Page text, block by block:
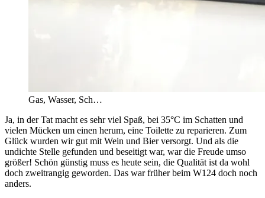
Gas, Wasser, Sch…
Ja, in der Tat macht es sehr viel Spaß, bei 35°C im Schatten und
vielen Mücken um einen herum, eine Toilette zu reparieren. Zum
Glück wurden wir gut mit Wein und Bier versorgt. Und als die
undichte Stelle gefunden und beseitigt war, war die Freude umso
größer! Schön günstig muss es heute sein, die Qualität ist da wohl
doch zweitrangig geworden. Das war früher beim W124 doch noch
anders.